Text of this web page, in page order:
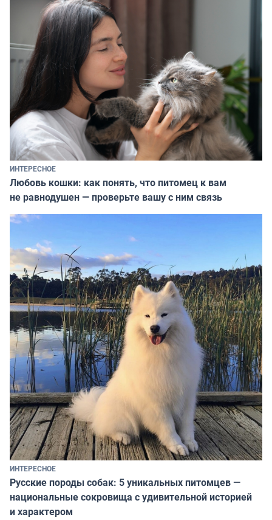
ИНТЕРЕСНОЕ
Любовь кошки: как понять, что питомец к вам
не равнодушен — проверьте вашу с ним связь
ИНТЕРЕСНОЕ
Русские породы собак: 5 уникальных питомцев —
национальные сокровища с удивительной историей
и характером